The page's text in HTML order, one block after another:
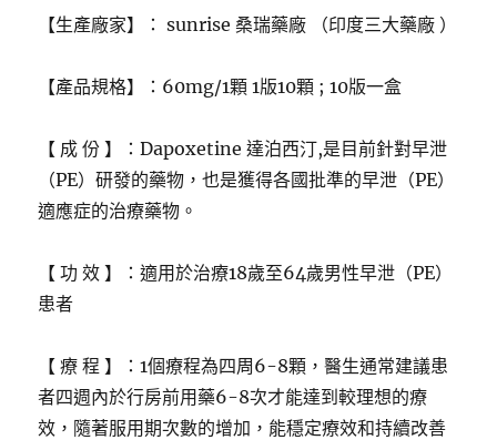
【生產廠家】： sunrise 桑瑞藥廠 （印度三大藥廠 ）
【產品規格】：60mg/1顆 1版10顆 ; 10版一盒
【 成 份 】：Dapoxetine 達泊西汀,是目前針對早泄
（PE）研發的藥物，也是獲得各國批準的早泄（PE）
適應症的治療藥物。
【 功 效 】：適用於治療18歲至64歲男性早泄（PE）
患者
【 療 程 】：1個療程為四周6-8顆，醫生通常建議患
者四週內於行房前用藥6-8次才能達到較理想的療
效，隨著服用期次數的增加，能穩定療效和持續改善